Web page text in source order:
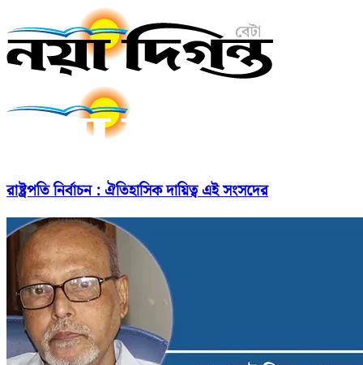
রাষ্ট্রপতি নির্বাচন : ঐতিহাসিক দায়িত্ব এই সংসদের